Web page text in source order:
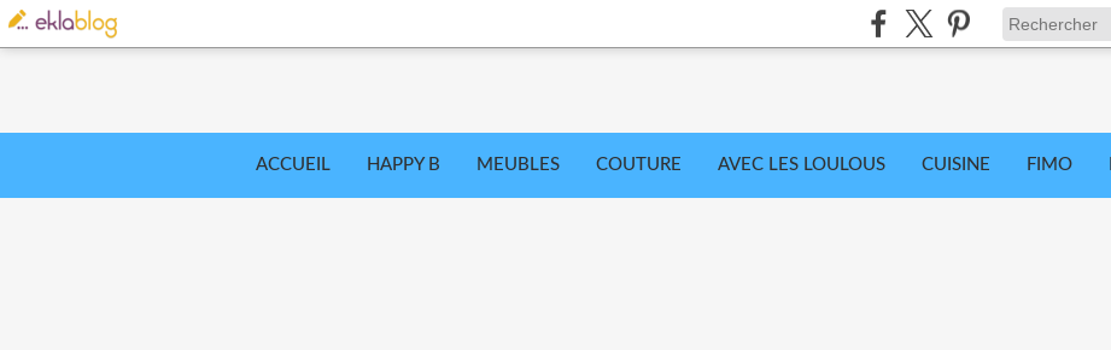
ACCUEIL HAPPY B MEUBLES COUTURE AVEC LES LOULOUS CUISINE FIMO